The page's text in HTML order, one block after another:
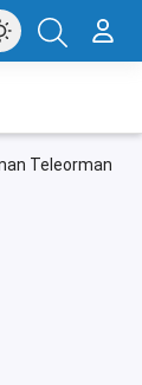
Teleorman